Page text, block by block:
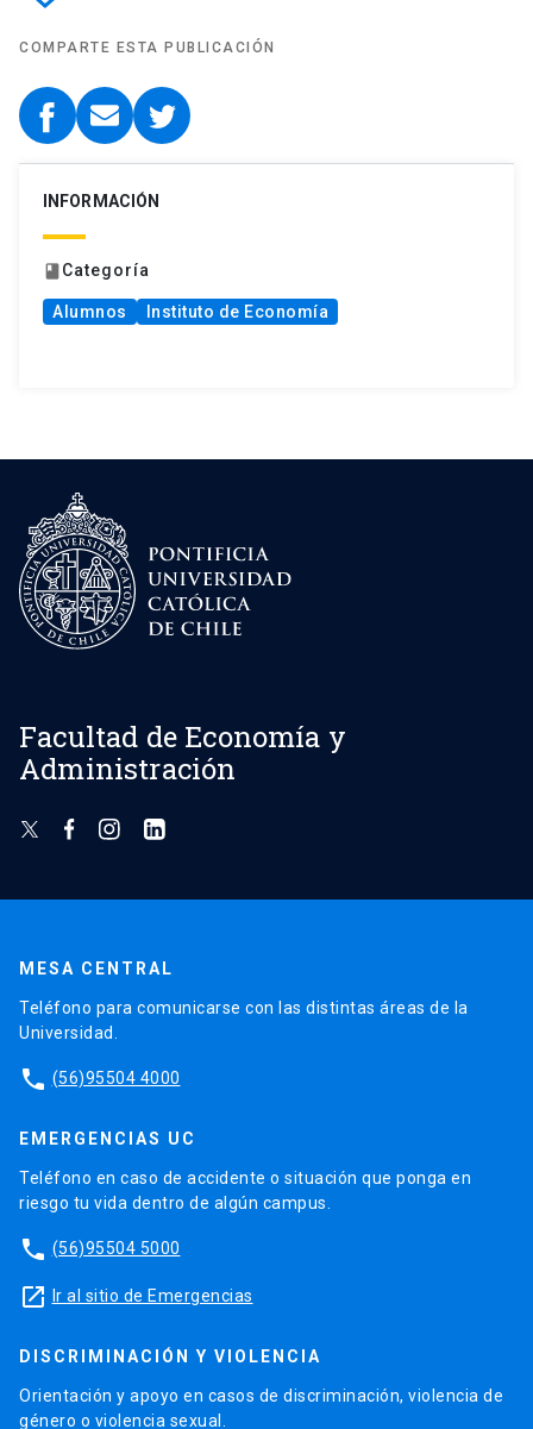
COMPARTE ESTA PUBLICACIÓN
INFORMACIÓN
book Categoría
Alumnos Instituto de Economía
Facultad de Economía y
Administración
MESA CENTRAL
Teléfono para comunicarse con las distintas áreas de la
Universidad.
phone (56)95504 4000
EMERGENCIAS UC
Teléfono en caso de accidente o situación que ponga en
riesgo tu vida dentro de algún campus.
phone (56)95504 5000
launch Ir al sitio de Emergencias
DISCRIMINACIÓN Y VIOLENCIA
Orientación y apoyo en casos de discriminación, violencia de
género o violencia sexual.